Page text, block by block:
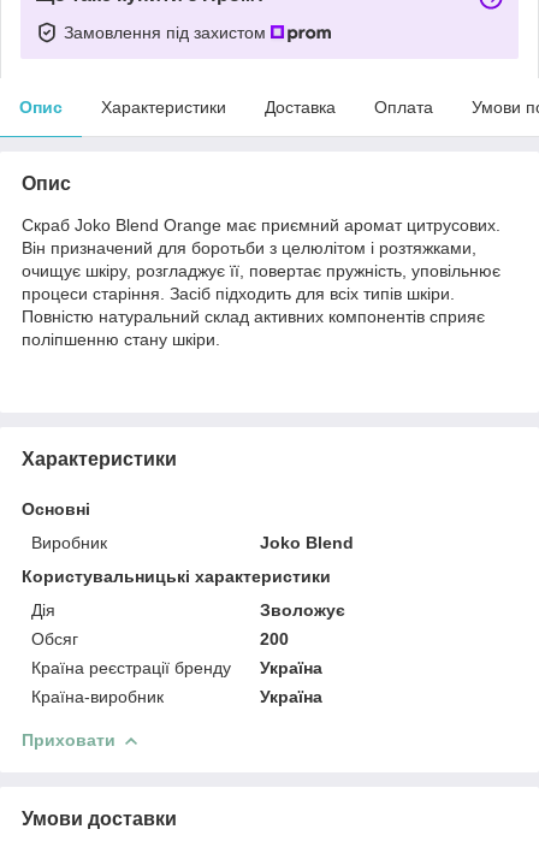
Замовлення під захистом
Опис Характеристики Доставка Оплата Умови
Опис
Скраб Joko Blend Orange має приємний аромат цитрусових.
Він призначений для боротьби з целюлітом і розтяжками,
очищує шкіру, розгладжує її, повертає пружність, уповільнює
процеси старіння. Засіб підходить для всіх типів шкіри.
Повністю натуральний склад активних компонентів сприяє
поліпшенню стану шкіри.
Характеристики
Основні
Виробник
Joko Blend
Користувальницькі характеристики
Дія
Зволожує
Обсяг
200
Країна реєстрації бренду
Україна
Країна-виробник
Україна
Приховати
Умови доставки